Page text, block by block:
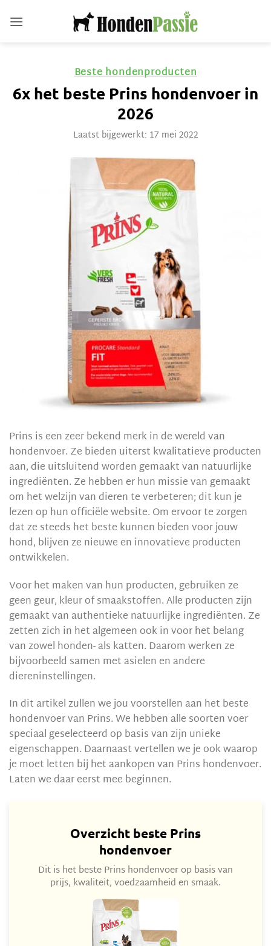
naar
Beste hondenproducten
6x het beste Prins hondenvoer in
2026
Laatst bijgewerkt: 17 mei 2022
Prins is een zeer bekend merk in de wereld van
hondenvoer. Ze bieden uiterst kwalitatieve producten
aan, die uitsluitend worden gemaakt van natuurlijke
ingrediënten. Ze hebben er hun missie van gemaakt
om het welzijn van dieren te verbeteren; dit kun je
lezen op hun officiële website. Om ervoor te zorgen
dat ze steeds het beste kunnen bieden voor jouw
hond, blijven ze nieuwe en innovatieve producten
ontwikkelen.
Voor het maken van hun producten, gebruiken ze
geen geur, kleur of smaakstoffen. Alle producten zijn
gemaakt van authentieke natuurlijke ingrediënten. Ze
zetten zich in het algemeen ook in voor het belang
van zowel honden- als katten. Daarom werken ze
bijvoorbeeld samen met asielen en andere
diereninstellingen.
In dit artikel zullen we jou voorstellen aan het beste
hondenvoer van Prins. We hebben alle soorten voer
speciaal geselecteerd op basis van zijn unieke
eigenschappen. Daarnaast vertellen we je ook waarop
je moet letten bij het aankopen van Prins hondenvoer.
Laten we daar eerst mee beginnen.
Overzicht beste Prins
hondenvoer
Dit is het beste Prins hondenvoer op basis van
prijs, kwaliteit, voedzaamheid en smaak.